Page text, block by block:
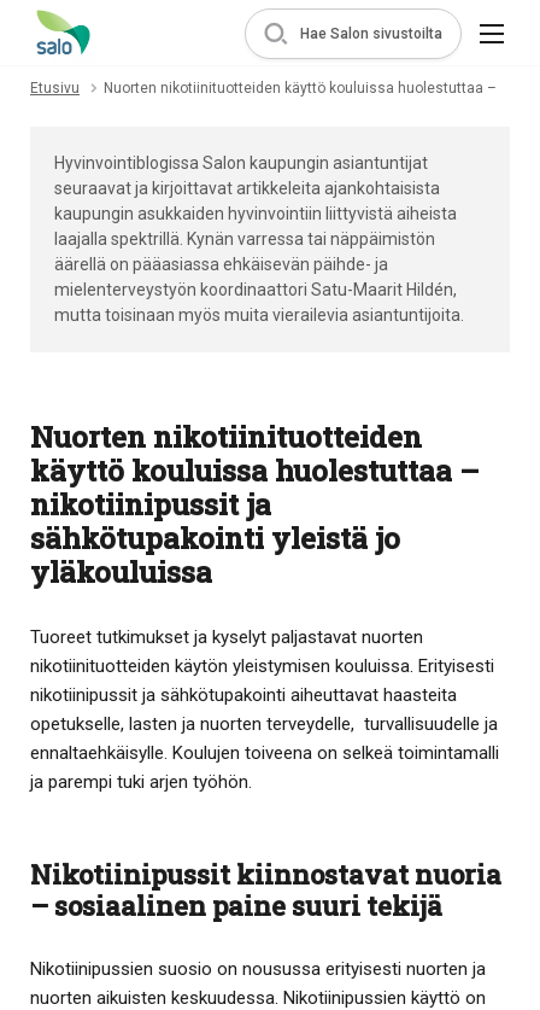
Hae Salon sivustoilta
Etusivu Nuorten nikotiinituotteiden käyttö kouluissa huolestuttaa –
Hyvinvointiblogissa Salon kaupungin asiantuntijat
seuraavat ja kirjoittavat artikkeleita ajankohtaisista
kaupungin asukkaiden hyvinvointiin liittyvistä aiheista
laajalla spektrillä. Kynän varressa tai näppäimistön
äärellä on pääasiassa ehkäisevän päihde- ja
mielenterveystyön koordinaattori Satu-Maarit Hildén,
mutta toisinaan myös muita vierailevia asiantuntijoita.
Nuorten nikotiinituotteiden
käyttö kouluissa huolestuttaa –
nikotiinipussit ja
sähkötupakointi yleistä jo
yläkouluissa
Tuoreet tutkimukset ja kyselyt paljastavat nuorten
nikotiinituotteiden käytön yleistymisen kouluissa. Erityisesti
nikotiinipussit ja sähkötupakointi aiheuttavat haasteita
opetukselle, lasten ja nuorten terveydelle, turvallisuudelle ja
ennaltaehkäisylle. Koulujen toiveena on selkeä toimintamalli
ja parempi tuki arjen työhön.
Nikotiinipussit kiinnostavat nuoria
– sosiaalinen paine suuri tekijä
Nikotiinipussien suosio on nousussa erityisesti nuorten ja
nuorten aikuisten keskuudessa. Nikotiinipussien käyttö on